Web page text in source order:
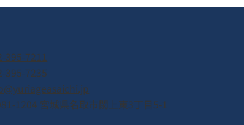
【活動報道】祝賀結為姊妹城
395-7211
395-7235
1204 宮城県名取市閖上東3丁目5-1